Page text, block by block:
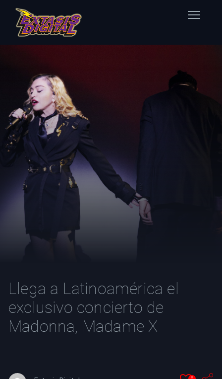
Contacto
FB
TW
YT
Llega a Latinoamérica el
exclusivo concierto de
Madonna, Madame X